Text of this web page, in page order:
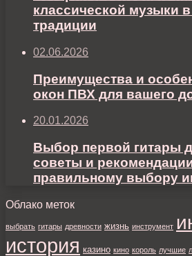
классической музыки
традиции
02.06.2026
Преимущества и
окон ПВХ для вашего
20.01.2026
Выбор первой гитары
советы и
правильному выбору
Облако меток
выбрать гитары древности жизнь инструмент
история казино кино король лучшие